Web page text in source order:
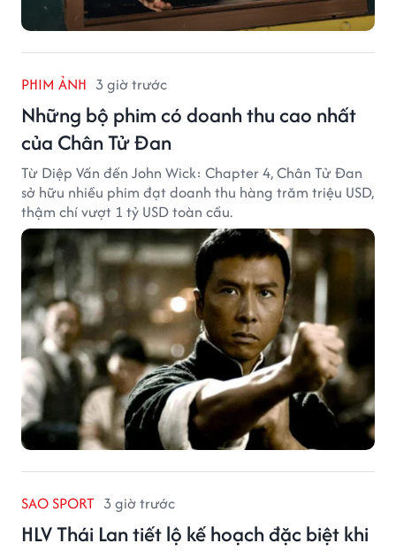
PHIM ẢNH 3 giờ trước
Những bộ phim có doanh thu cao nhất
của Chân Tử Đan
Từ Diệp Vấn đến John Wick: Chapter 4, Chân Tử Đan
sở hữu nhiều phim đạt doanh thu hàng trăm triệu USD,
thậm chí vượt 1 tỷ USD toàn cầu.
SAO SPORT 3 giờ trước
HLV Thái Lan tiết lộ kế hoạch đặc biệt khi